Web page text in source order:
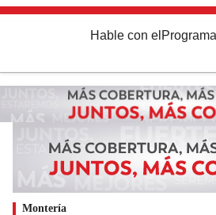
Hable con el Programa
Montería